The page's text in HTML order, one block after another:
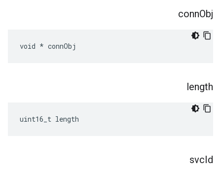
connObj
void * connObj
length
uint16_t length
svcId